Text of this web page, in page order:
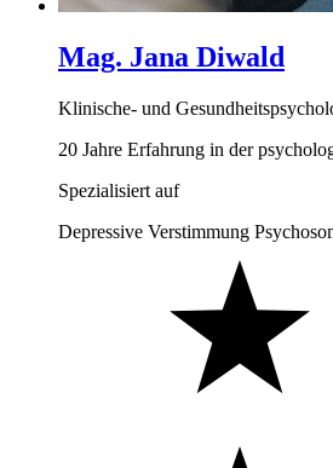
Mag. Jana Diwald
Klinische- und
20 Jahre Erfahrung in der
Spezialisiert auf
Depressive Verstimmung